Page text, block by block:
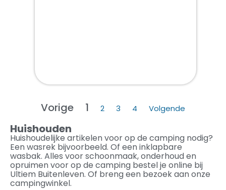
Vorige 1 2 3 4 Volgende
Huishouden
Huishoudelijke artikelen voor op de camping nodig?
Een wasrek bijvoorbeeld. Of een inklapbare
wasbak. Alles voor schoonmaak, onderhoud en
opruimen voor op de camping bestel je online bij
Ultiem Buitenleven. Of breng een bezoek aan onze
campingwinkel.